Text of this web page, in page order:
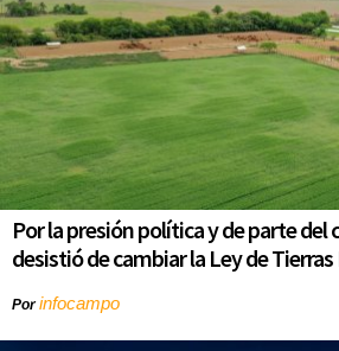
Por la presión política y de parte del
desistió de cambiar la Ley de Tierras
Porinfocampo